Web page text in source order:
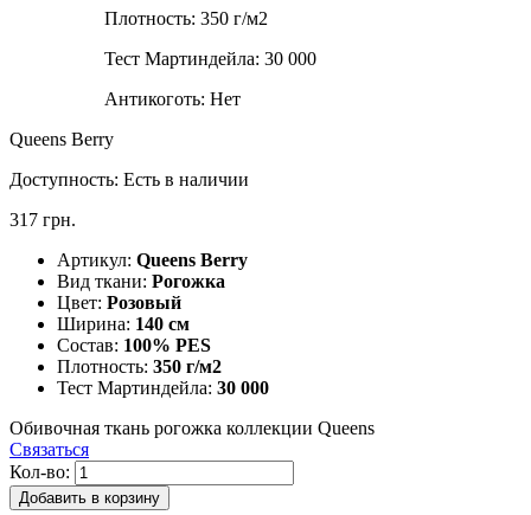
Плотность: 350 г/м2
Тест Мартиндейла: 30 000
Антикоготь: Нет
Queens Berry
Доступность: Есть в наличии
317 грн.
Артикул: Queens Berry
Вид ткани: Рогожка
Цвет: Розовый
Ширина: 140 см
Состав: 100% PES
Плотность: 350 г/м2
Тест Мартиндейла: 30 000
Обивочная ткань рогожка коллекции Queens
Связаться
Кол-во:
Добавить в корзину